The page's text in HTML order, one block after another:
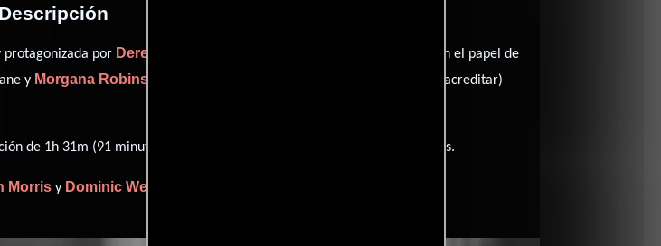
Descripción
protagonizada por Derek Jacobi
en el papel de
y Morgana Robinson
desempeñando el papel de Dueño de club (sin acreditar)
de 1h 31m (91 minutos), esta película tiene diálogos originales en Inglés.
Morris y Dominic Wells